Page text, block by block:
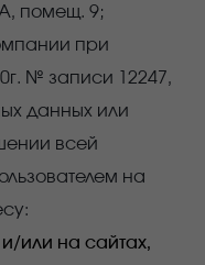
помещ. 9;
при
№ записи 12247,
данных или
всей
на
и/или на сайтах,